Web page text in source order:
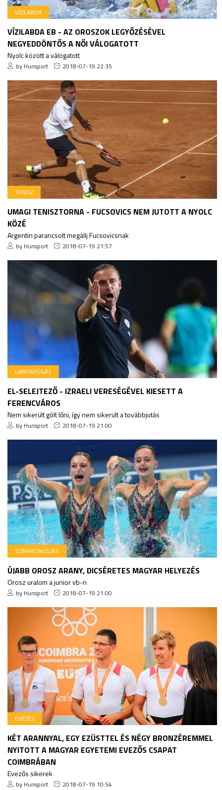
VÍZILABDA
VÍZILABDA EB - AZ OROSZOK LEGYŐZÉSÉVEL
NEGYEDDÖNTŐS A NŐI VÁLOGATOTT
Nyolc között a válogatott
by Hunsport 2018-07-19 22:35
TENISZ
UMAGI TENISZTORNA - FUCSOVICS NEM JUTOTT A NYOLC
KÖZÉ
Argentin parancsolt megállj Fucsovicsnak
by Hunsport 2018-07-19 21:57
LABDARÚGÁS
EL-SELEJTEZŐ - IZRAELI VERESÉGÉVEL KIESETT A
FERENCVÁROS
Nem sikerült gólt lőni, így nem sikerült a továbbjutás
by Hunsport 2018-07-19 21:00
SZINKRONÚSZÁS
ÚJABB OROSZ ARANY, DICSÉRETES MAGYAR HELYEZÉS
Orosz uralom a junior vb-n
by Hunsport 2018-07-19 21:00
EVEZÉS
KÉT ARANNYAL, EGY EZÜSTTEL ÉS NÉGY BRONZÉREMMEL
NYITOTT A MAGYAR EGYETEMI EVEZŐS CSAPAT
COIMBRÁBAN
Evezős sikerek
by Hunsport 2018-07-19 10:54